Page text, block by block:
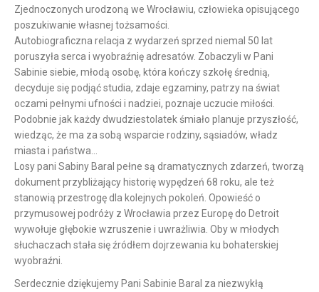
Zjednoczonych urodzoną we Wrocławiu, człowieka opisującego
poszukiwanie własnej tożsamości.
Autobiograficzna relacja z wydarzeń sprzed niemal 50 lat
poruszyła serca i wyobraźnię adresatów. Zobaczyli w Pani
Sabinie siebie, młodą osobę, która kończy szkołę średnią,
decyduje się podjąć studia, zdaje egzaminy, patrzy na świat
oczami pełnymi ufności i nadziei, poznaje uczucie miłości.
Podobnie jak każdy dwudziestolatek śmiało planuje przyszłość,
wiedząc, że ma za sobą wsparcie rodziny, sąsiadów, władz
miasta i państwa…
Losy pani Sabiny Baral pełne są dramatycznych zdarzeń, tworzą
dokument przybliżający historię wypędzeń 68 roku, ale też
stanowią przestrogę dla kolejnych pokoleń. Opowieść o
przymusowej podróży z Wrocławia przez Europę do Detroit
wywołuje głębokie wzruszenie i uwrażliwia. Oby w młodych
słuchaczach stała się źródłem dojrzewania ku bohaterskiej
wyobraźni.
Serdecznie dziękujemy Pani Sabinie Baral za niezwykłą